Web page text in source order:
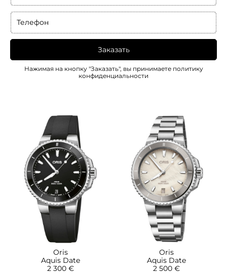
Oris
Aquis Date
2 300 €
Oris
Aquis Date
2 500 €
Телефон
Заказать
Нажимая на кнопку "Заказать", вы принимаете политику
конфиденциальности